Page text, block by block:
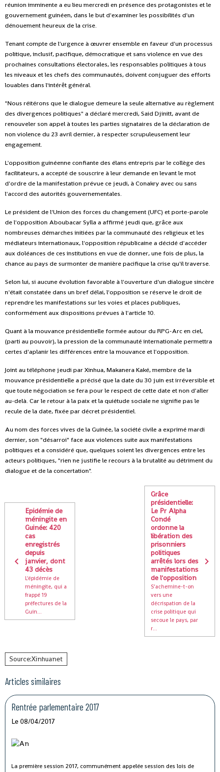
réunion imminente a eu lieu mercredi en présence des protagonistes et le
gouvernement guinéen, dans le but d'examiner les possibilités d'un
dénouement heureux de la crise.
Tenant compte de l'urgence à œuvrer ensemble en faveur d'un processus
politique, inclusif, pacifique, démocratique et sans violence en vue des
prochaines consultations électorales, les responsables politiques à tous
les niveaux et les chefs des communautés, doivent conjuguer des efforts
louables dans l'intérêt général.
"Nous réitérons que le dialogue demeure la seule alternative au règlement
des divergences politiques" a déclaré mercredi, Said Djinitt, avant de
renouveler son appel à toutes les parties signataires de la déclaration de
non violence du 23 avril dernier, à respecter scrupuleusement leur
engagement.
L'opposition guinéenne confiante des élans entrepris par le collège des
facilitateurs, a accepté de souscrire à leur demande en levant le mot
d'ordre de la manifestation prévue ce jeudi, à Conakry avec ou sans
l'accord des autorités gouvernementales.
Le président de l'Union des forces du changement (UFC) et porte-parole
de l'opposition Aboubacar Sylla a affirmé jeudi que, grâce aux
nombreuses démarches initiées par la communauté des religieux et les
médiateurs internationaux, l'opposition républicaine a décidé d'accéder
aux doléances de ces institutions en vue de donner, une fois de plus, la
chance au pays de surmonter de manière pacifique la crise qu'il traverse.
Selon lui, si aucune évolution favorable à l'ouverture d'un dialogue sincère
n'était constatée dans un bref délai, l'opposition se réserve le droit de
reprendre les manifestations sur les voies et places publiques,
conformément aux dispositions prévues à l'article 10.
Quant à la mouvance présidentielle formée autour du RPG-Arc en ciel,
(parti au pouvoir), la pression de la communauté internationale permettra
certes d'aplanir les différences entre la mouvance et l'opposition.
Joint au téléphone jeudi par Xinhua, Makanera Kaké, membre de la
mouvance présidentielle a précisé que la date du 30 juin est irréversible et
que toute négociation se fera pour le respect de cette date et non d'aller
au-delà. Car le retour à la paix et la quiétude sociale ne signifie pas le
recule de la date, fixée par décret présidentiel.
Au nom des forces vives de la Guinée, la société civile a exprimé mardi
dernier, son "désarroi" face aux violences suite aux manifestations
politiques et a considéré que, quelques soient les divergences entre les
acteurs politiques, "rien ne justifie le recours à la brutalité au détriment du
dialogue et de la concertation".
Epidémie de
méningite en
Guinée: 420
cas
enregistrés
depuis
janvier, dont
43 décès
L'épidémie de
méningite, qui a
frappé 19
préfectures de la
Guin...
Grâce
présidentielle:
Le Pr Alpha
Condé
ordonne la
libération des
prisonniers
politiques
arrêtés lors des
manifestations
de l'opposition
S’achemine-t-on
vers une
décrispation de la
crise politique qui
secoue le pays, par
r...
Source:Xinhuanet
Articles similaires
Rentrée parlementaire 2017
Le 08/04/2017
La première session 2017, communément appelée session des lois de